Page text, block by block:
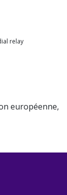
relay
européenne,